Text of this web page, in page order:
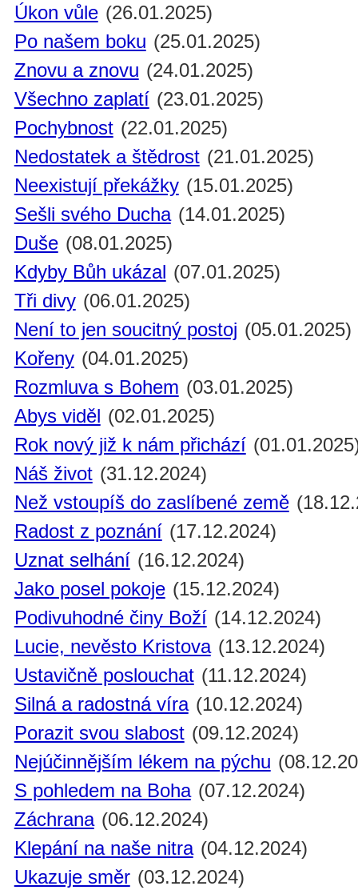
Úkon vůle (26.01.2025)
Po našem boku (25.01.2025)
Znovu a znovu (24.01.2025)
Všechno zaplatí (23.01.2025)
Pochybnost (22.01.2025)
Nedostatek a štědrost (21.01.2025)
Neexistují překážky (15.01.2025)
Sešli svého Ducha (14.01.2025)
Duše (08.01.2025)
Kdyby Bůh ukázal (07.01.2025)
Tři divy (06.01.2025)
Není to jen soucitný postoj (05.01.2025)
Kořeny (04.01.2025)
Rozmluva s Bohem (03.01.2025)
Abys viděl (02.01.2025)
Rok nový již k nám přichází
Náš život (31.12.2024)
Než vstoupíš do zaslíbené země
Radost z poznání (17.12.2024)
Uznat selhání (16.12.2024)
Jako posel pokoje (15.12.2024)
Podivuhodné činy Boží (14.12.2024)
Lucie, nevěsto Kristova (13.12.2024)
Ustavičně poslouchat (11.12.2024)
Silná a radostná víra (10.12.2024)
Porazit svou slabost (09.12.2024)
Nejúčinnějším lékem na pýchu
S pohledem na Boha (07.12.2024)
Záchrana (06.12.2024)
Klepání na naše nitra (04.12.2024)
Ukazuje směr (03.12.2024)